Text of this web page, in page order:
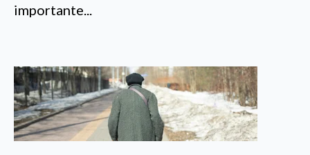
importante...